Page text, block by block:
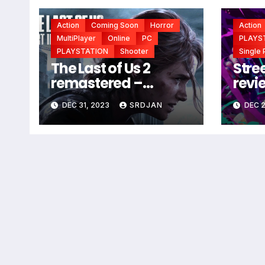
Action Coming Soon
Horror
MultiPlayer
Online
PC
PLAYSTATION
Shooter
The Last of Us 2
remastered –
coming soon
DEC 31, 2023 SRDJAN
Action
Single
DEC